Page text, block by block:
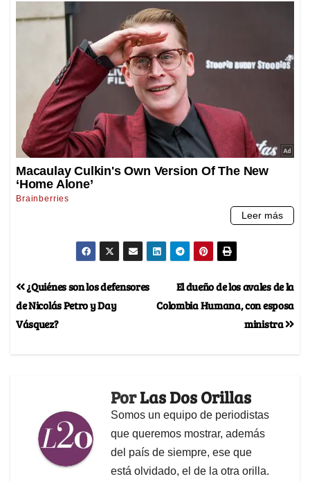
El dueño de los avales de la
Colombia Humana, con esposa
ministra
¿Quiénes son los defensores
de Nicolás Petro y Day
Vásquez?
PorLas Dos Orillas
Somos un equipo de periodistas
que queremos mostrar, además
del país de siempre, ese que
está olvidado, el de la otra orilla.